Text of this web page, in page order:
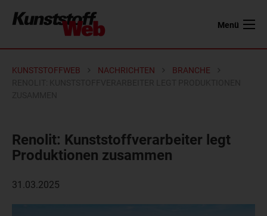
Menü
KUNSTSTOFFWEB NACHRICHTEN
BRANCHE
Renolit: Kunststoffverarbeiter legt
Produktionen zusammen
31.03.2025